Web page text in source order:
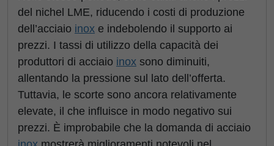
del nichel LME, riducendo i costi di produzione
dell’acciaio inox e indebolendo il supporto ai
prezzi. I tassi di utilizzo della capacità dei
produttori di acciaio inox sono diminuiti,
allentando la pressione sul lato dell’offerta.
Tuttavia, le scorte sono ancora relativamente
elevate, il che influisce in modo negativo sui
prezzi. È improbabile che la domanda di acciaio